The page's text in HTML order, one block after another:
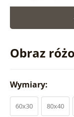
Obraz
Wymiary:
60x30 80x40